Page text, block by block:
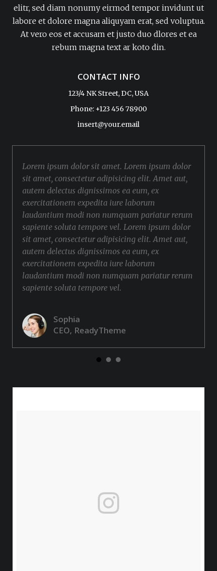
elitr, sed diam nonumy eirmod tempor invidunt ut
labore et dolore magna aliquyam erat, sed voluptua.
At vero eos et accusam et justo duo dlores et ea
rebum magna text ar koto din.
CONTACT INFO
123/4 NK Street, DC, USA
Phone: +123 456 78900
insert@your.email
Lorem ipsum dolor sit amet. Lorem ipsum dolor
sit amet, consectetur adipisicing elit. Amet aut,
autem delectus dignissimos ea eum, ex
exercitationem expedita iure laborum
laudantium modi non numquam pariatur rerum
sapiente soluta tempore vel. Lorem ipsum dolor
sit amet, consectetur adipisicing elit. Amet aut,
autem delectus dignissimos ea eum, ex
exercitationem expedita iure laborum
laudantium modi non numquam pariatur rerum
sapiente soluta tempore vel.
Sophia
CEO, ReadyTheme